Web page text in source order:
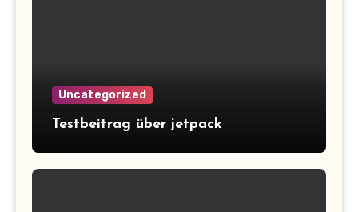
Uncategorized
Testbeitrag über jetpack